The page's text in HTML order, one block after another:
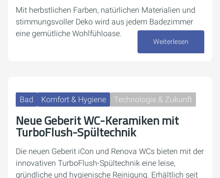
Mit herbstlichen Farben, natürlichen Materialien und
stimmungsvoller Deko wird aus jedem Badezimmer
eine gemütliche Wohlfühloase.
Weiterlesen
Bad Komfort & Hygiene Technologie & Zukunft
Neue Geberit WC-Keramiken mit
TurboFlush-Spültechnik
Die neuen Geberit iCon und Renova WCs bieten mit der
innovativen TurboFlush-Spültechnik eine leise,
gründliche und hygienische Reinigung. Erhältlich seit